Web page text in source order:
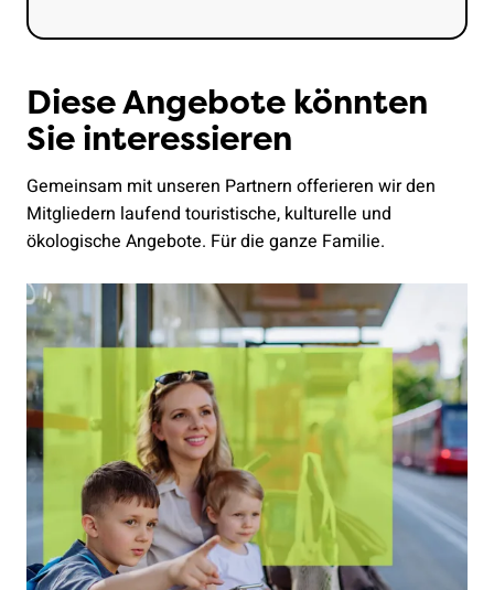
Diese Angebote könnten
Sie interessieren
Gemeinsam mit unseren Partnern offerieren wir den
Mitgliedern laufend touristische, kulturelle und
ökologische Angebote. Für die ganze Familie.